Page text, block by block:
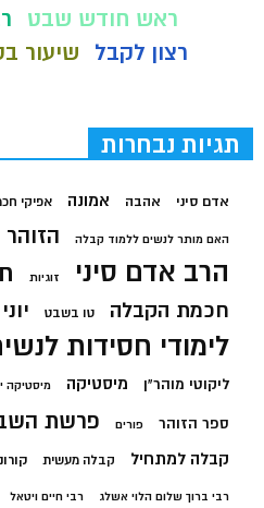
ראש חודש שבט
רצון לקבל
שיעור
תגיות נבחרות
אדם סיני אהבה אמונה אפיקי
האם מותר לנשים ללמוד קבלה הזוהר
הרב אדם סיני זוגיות
חכמת הקבלה טו בשבט
לימודי חסידות
ליקוטי מוהר"ן מיסטיקה מיסטיקה
ספר הזוהר פורים פרשת
קבלה למתחיל קבלה מעשית
רבי ברוך שלום הלוי אשלג רבי חיים ויטאל